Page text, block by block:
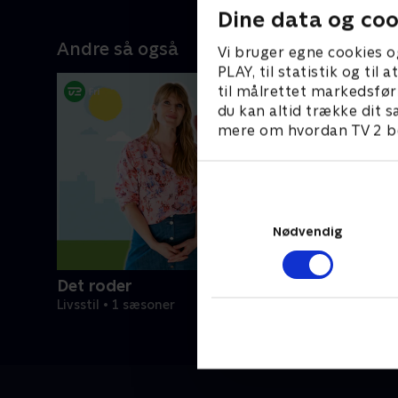
Dine data og
Vi bruger egne cookies
PLAY, til statistik og til
til målrettet
du kan altid trække dit
mere om hvordan TV 2
Nødvendig
som kræver
og Nina
ingen måde kan finde ud af at være
alene hjemme. Derfor sætter Lene
Beier og Nina Amdi fra Dyreværnet
alt ind på at finde en familie, som har
god tid og tålmodighed, og som kan
håndtere alene-hjemme-problemet.
Alma skal besøge tre forskellige
familier, og turen går til St. Heddinge,
hvor familien Larsen bor, til Borup,
hvor hun møder Henrik og hans to
børn, og til Lejre, hvor Anders, Mette
og lille Laura bor. Til sidst bestemmer
Nina Amdi, hvor Alma skal bo.
Andre så også
Det roder
Livsstil • 1 sæsoner